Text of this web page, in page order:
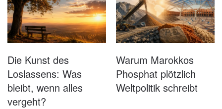
Die Kunst des
Loslassens: Was
bleibt, wenn alles
vergeht?
Warum Marokkos
Phosphat plötzlich
Weltpolitik schreibt